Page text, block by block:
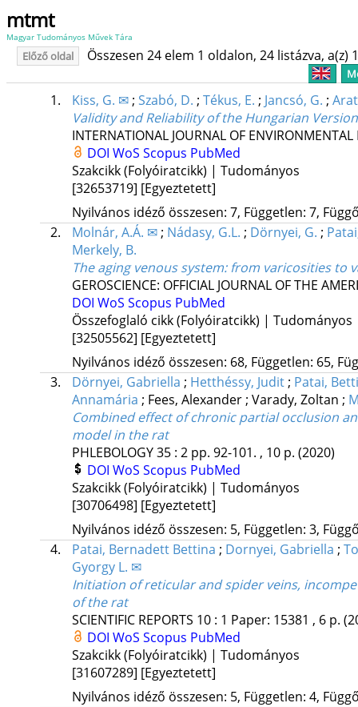
mtmt
Magyar Tudományos Művek Tára
Előző oldal Összesen 24 elem 1 oldalon, 24 listázva, a(z)
1. Kiss, G. ✉; Szabó, D. ; Tékus, E. ; Jancsó, G. ;
Validity and Reliability of the Hungarian
INTERNATIONAL JOURNAL OF
DOI WoS Scopus PubMed
Szakcikk (Folyóiratcikk) | Tudományos
[32653719] [Egyeztetett]
Nyilvános idéző összesen: 7, Független: 7,
2.
Molnár, A.Á. ✉; Nádasy, G.L. ; Dörnyei, G. ;
Merkely, B.
The aging venous system: from varicosities to
GEROSCIENCE: OFFICIAL JOURNAL OF THE
DOI WoS Scopus PubMed
Összefoglaló cikk (Folyóiratcikk) | Tudományos
[32505562] [Egyeztetett]
Nyilvános idéző összesen: 68, Független: 65,
3.
Dörnyei, Gabriella ; Hetthéssy, Judit; Patai,
Annamária ; Fees, Alexander; Varady, Zoltan ;
Combined effect of chronic partial occlusion
model in the rat
PHLEBOLOGY35: 2 pp. 92-101. , 10 p. (2020)
DOI WoS Scopus PubMed
Szakcikk (Folyóiratcikk) | Tudományos
[30706498] [Egyeztetett]
Nyilvános idéző összesen: 5, Független: 3,
4.
Patai, Bernadett Bettina ; Dornyei, Gabriella ;
Gyorgy L. ✉
Initiation of reticular and spider veins,
of the rat
SCIENTIFIC REPORTS 10: 1 Paper: 15381 , 6 p.
DOI WoS Scopus PubMed
Szakcikk (Folyóiratcikk) | Tudományos
[31607289] [Egyeztetett]
Nyilvános idéző összesen: 5, Független: 4,